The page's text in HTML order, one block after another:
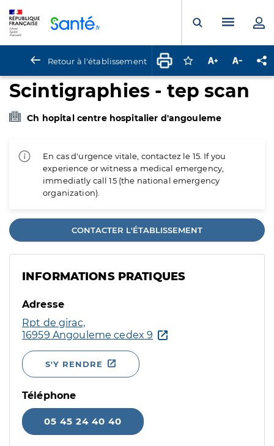
Ouvrir laMenu
Retour à l'établissement Connectez-vous
Augmenter la
Scintigraphies - tep scan
Ch hopital centre hospitalier d'angouleme
En cas d'urgence vitale, contactez le 15. If you
experience or witness a medical emergency,
immediatly call 15 (the national emergency
organization).
CONTACTER L'ÉTABLISSEMENT
INFORMATIONS PRATIQUES
Adresse
Rpt de girac,
16959 Angouleme cedex 9
S'Y RENDRE
Téléphone
05 45 24 40 40